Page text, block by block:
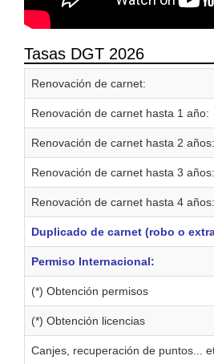
Tasas DGT 2026
Renovación de carnet:
Renovación de carnet hasta 1 año:
Renovación de carnet hasta 2 años:
Renovación de carnet hasta 3 años:
Renovación de carnet hasta 4 años:
Duplicado de carnet (robo o
Permiso Internacional:
(*) Obtención permisos
(*) Obtención licencias
Canjes, recuperación de puntos...